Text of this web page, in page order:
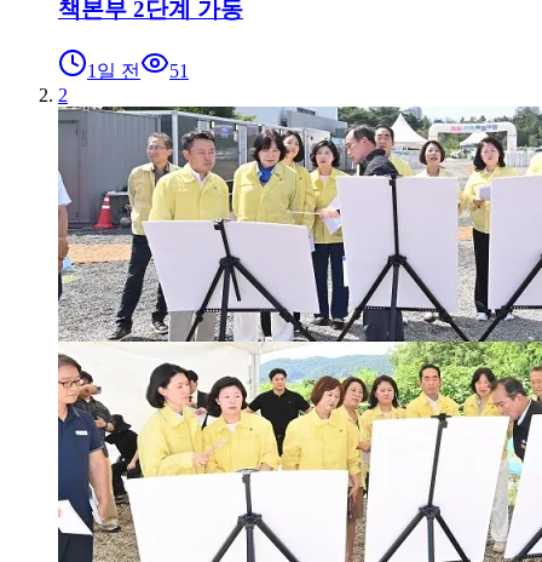
책본부 2단계 가동
1일 전
51
2